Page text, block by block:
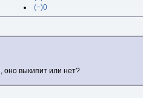
(−)0
оно выкипит или нет?